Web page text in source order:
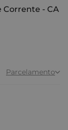
Corrente - CA
Parcelamento